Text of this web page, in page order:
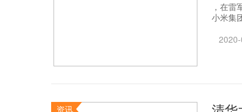
，在雷
小米集
资讯